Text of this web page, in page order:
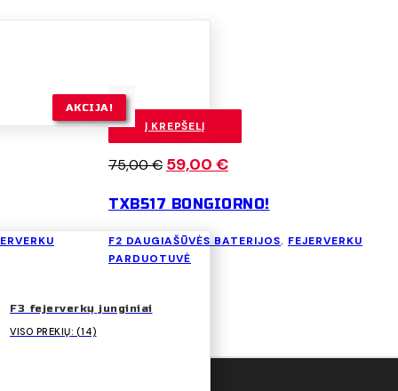
F3 fejerverkų junginiai
VISO PREKIŲ: (14)
AKCIJA!
Į KREPŠELĮ
75,00€ Original
was:
75,00 €.
59,00 €Current
is:
TXB517 BONGIORNO!
F2 DAUGIAŠŪVĖS BATERIJOS, FEJERVERKU
PARDUOTUVĖ